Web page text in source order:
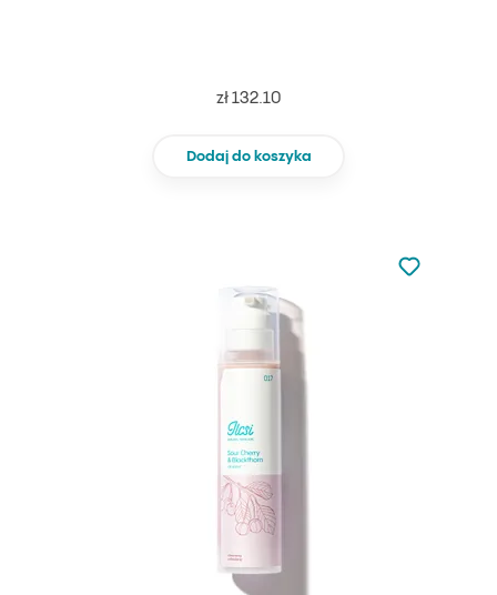
zł 132.10
Dodaj do koszyka
Nie dodano
Dodaj do